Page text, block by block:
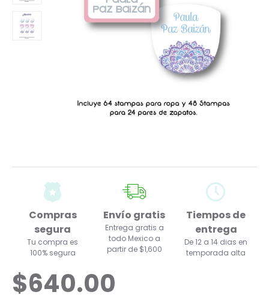
Compras
segura
Tu compra es
100% segura
Envío gratis
Entrega gratis a
todo Mexico a
partir de $1,600
Tiempos de
entrega
De 12 a 14 dias en
temporada alta
$640.00